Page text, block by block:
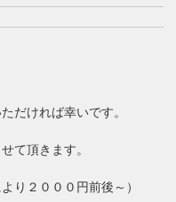
だければ幸いです。
て頂きます。
り２０００円前後～）